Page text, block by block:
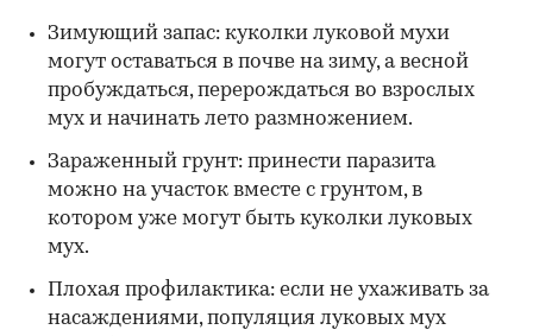
Зимующий запас: куколки луковой мухи
могут оставаться в почве на зиму, а весной
пробуждаться, перерождаться во взрослых
мух и начинать лето размножением.
Зараженный грунт: принести паразита
можно на участок вместе с грунтом, в
котором уже могут быть куколки луковых
мух.
Плохая профилактика: если не ухаживать за
насаждениями, популяция луковых мух